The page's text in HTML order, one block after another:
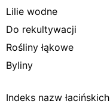
Lilie wodne
Do rekultywacji
Rośliny łąkowe
Byliny
Indeks nazw łacińskich